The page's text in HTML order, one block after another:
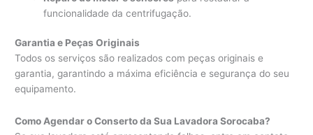
funcionalidade da centrifugação.
Garantia e Peças Originais
Todos os serviços são realizados com peças originais e
garantia, garantindo a máxima eficiência e segurança do seu
equipamento.
Como Agendar o Conserto da Sua Lavadora Sorocaba?